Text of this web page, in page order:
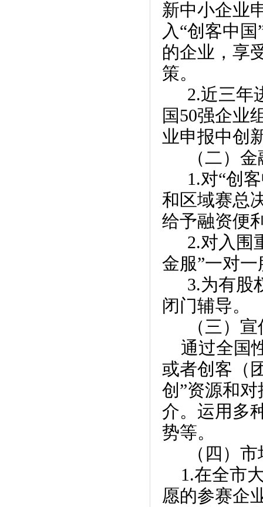
新中小企业
入“创客中
的企业，享
策。
2.近三年
国50强企业
业申报中创
（二）
1.对“创
和区域赛总
给予融资便
2.对入围
金服”一对一
3.为有股
闭门辅导。
（三）
通过全国
或者创客（
创”资源和
介。运用多
势等。
（四）
1.在全市
愿的参赛企